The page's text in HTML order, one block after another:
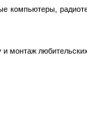
компьютеры,
и монтаж